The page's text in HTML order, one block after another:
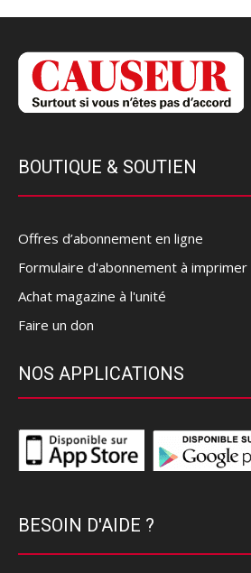
BOUTIQUE & SOUTIEN
Offres d’abonnement en ligne
Formulaire d'abonnement à imprimer
Achat magazine à l'unité
Faire un don
NOS APPLICATIONS
BESOIN D'AIDE ?